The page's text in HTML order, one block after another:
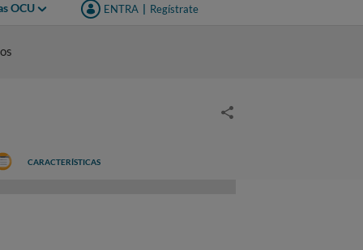
OCU ENTRA Regístrate
CARACTERÍSTICAS